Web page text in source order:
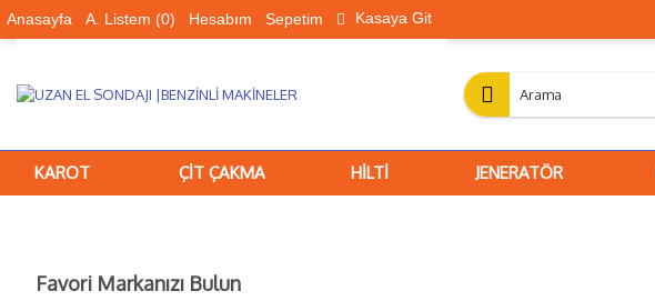
Anasayfa A. Listem (0) Hesabım Sepetim Kasaya Git
KAROT ÇİT ÇAKMA HİLTİ JENERATÖR
Favori Markanızı Bulun